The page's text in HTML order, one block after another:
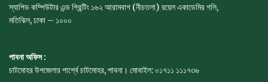
স্যাপিড কম্পিউটার এন্ড প্রিন্টিং ১৬২ আরামবাগ (নীচতলা) রয়েল একাডেমির গলি,
মতিঝিল, ঢাকা – ১০০০
পাবনা অফিস :
চাটমোহর উপজেলার পার্শ্বে চাটমোহর, পাবনা। মোবাইল: ০১৭১১ ১১১৭৩৬